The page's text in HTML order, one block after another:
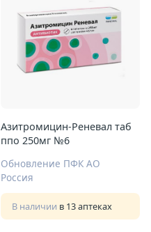
Азитромицин-Реневал таб
ппо 250мг №6
Обновление ПФК АО
Россия
В наличии в 13 аптеках